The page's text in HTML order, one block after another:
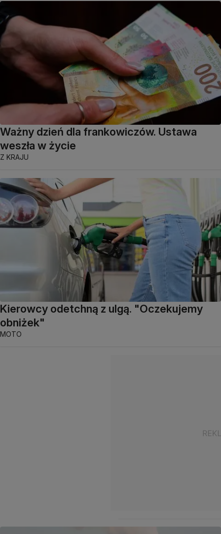
Ważny dzień dla frankowiczów. Ustawa
weszła w życie
Z KRAJU
Kierowcy odetchną z ulgą. "Oczekujemy
obniżek"
MOTO